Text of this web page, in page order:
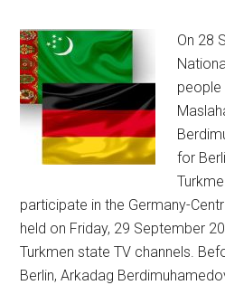
On 28
people
for
participate in the Germany-
held on Friday, 29 September
Turkmen state TV channels.
Berlin, Arkadag